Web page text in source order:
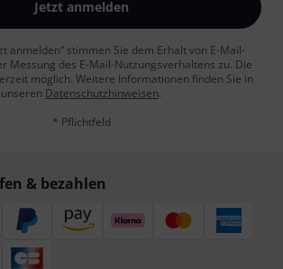
Jetzt anmelden
anmelden“ stimmen Sie dem Erhalt von E-Mail-
Messung des E-Mail-Nutzungsverhaltens zu. Die
möglich. Weitere Informationen finden Sie in
unseren Datenschutzhinweisen.
* Pflichtfeld
& bezahlen